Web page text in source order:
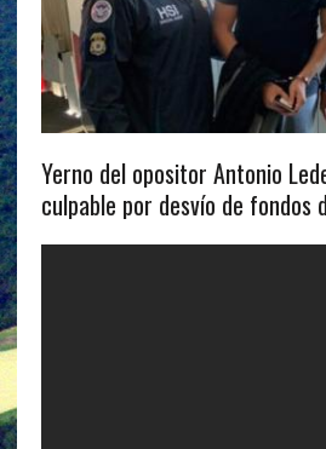
Yerno del opositor Antonio
culpable por desvío de fondos